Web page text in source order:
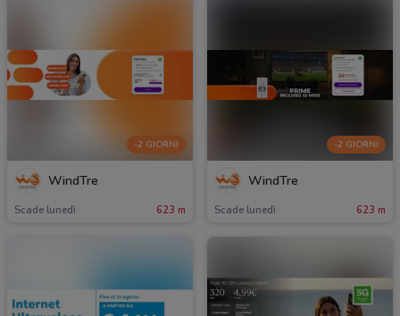
-2 GIORNI
WindTre
Scade lunedì 623 m
-2 GIORNI
WindTre
Scade lunedì 623 m